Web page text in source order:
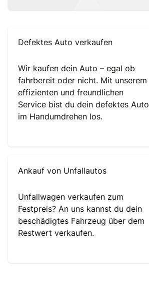
Defektes Auto verkaufen
Wir kaufen dein Auto – egal ob
fahrbereit oder nicht. Mit unserem
effizienten und freundlichen
Service bist du dein defektes Auto
im Handumdrehen los.
Ankauf von Unfallautos
Unfallwagen verkaufen zum
Festpreis? An uns kannst du dein
beschädigtes Fahrzeug über dem
Restwert verkaufen.